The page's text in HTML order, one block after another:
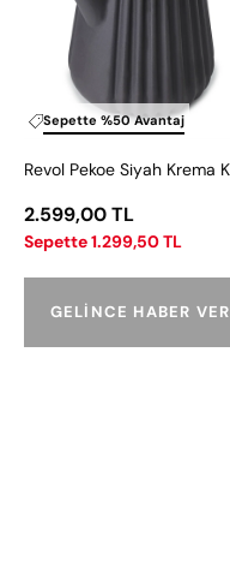
Sepette %50 Avantaj
2.599,00 TL
Sepette 1.299,50 TL
GELINCE HABER VER